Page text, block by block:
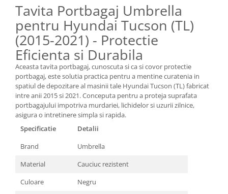
Tavita Portbagaj Umbrella
pentru Hyundai Tucson (TL)
(2015-2021) - Protectie
Eficienta si Durabila
Aceasta tavita portbagaj, cunoscuta si ca si covor protectie
portbagaj, este solutia practica pentru a mentine curatenia in
spatiul de depozitare al masinii tale Hyundai Tucson (TL) fabricat
intre anii 2015 si 2021. Conceputa pentru a proteja suprafata
portbagajului impotriva murdariei, lichidelor si uzurii zilnice,
asigura o intretinere simpla si rapida.
Specificatie
Detalii
Brand
Umbrella
Material
Cauciuc rezistent
Culoare
Negru